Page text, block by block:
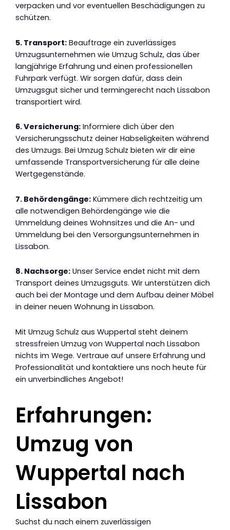
verpacken und vor eventuellen Beschädigungen zu
schützen.
5. Transport: Beauftrage ein zuverlässiges
Umzugsunternehmen wie Umzug Schulz, das über
langjährige Erfahrung und einen professionellen
Fuhrpark verfügt. Wir sorgen dafür, dass dein
Umzugsgut sicher und termingerecht nach Lissabon
transportiert wird.
6. Versicherung: Informiere dich über den
Versicherungsschutz deiner Habseligkeiten während
des Umzugs. Bei Umzug Schulz bieten wir dir eine
umfassende Transportversicherung für alle deine
Wertgegenstände.
7. Behördengänge: Kümmere dich rechtzeitig um
alle notwendigen Behördengänge wie die
Ummeldung deines Wohnsitzes und die An- und
Ummeldung bei den Versorgungsunternehmen in
Lissabon.
8. Nachsorge: Unser Service endet nicht mit dem
Transport deines Umzugsguts. Wir unterstützen dich
auch bei der Montage und dem Aufbau deiner Möbel
in deiner neuen Wohnung in Lissabon.
Mit Umzug Schulz aus Wuppertal steht deinem
stressfreien Umzug von Wuppertal nach Lissabon
nichts im Wege. Vertraue auf unsere Erfahrung und
Professionalität und kontaktiere uns noch heute für
ein unverbindliches Angebot!
Erfahrungen:
Umzug von
Wuppertal nach
Lissabon
Suchst du nach einem zuverlässigen